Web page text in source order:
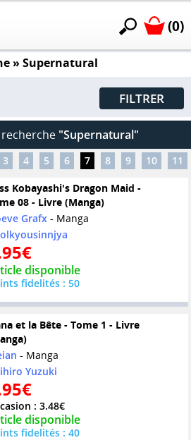
(0)
» Supernatural
FILTRER
"Supernatural"
3 4 5 6 7 8 9 10 11
Kobayashi's Dragon Maid -
08 - Livre (Manga)
Grafx- Manga
disponible
fidelités : 50
et la Bête - Tome 1 - Livre
- Manga
Yuzuki
: 3.48€
disponible
fidelités : 40